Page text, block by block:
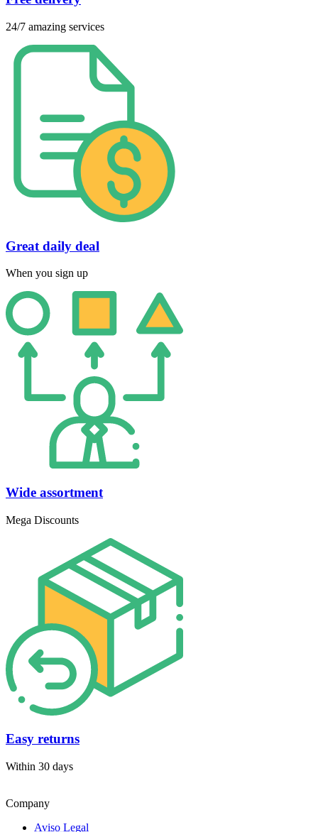
24/7 amazing services
Great daily deal
When you sign up
Wide assortment
Mega Discounts
Easy returns
Within 30 days
Company
Aviso Legal